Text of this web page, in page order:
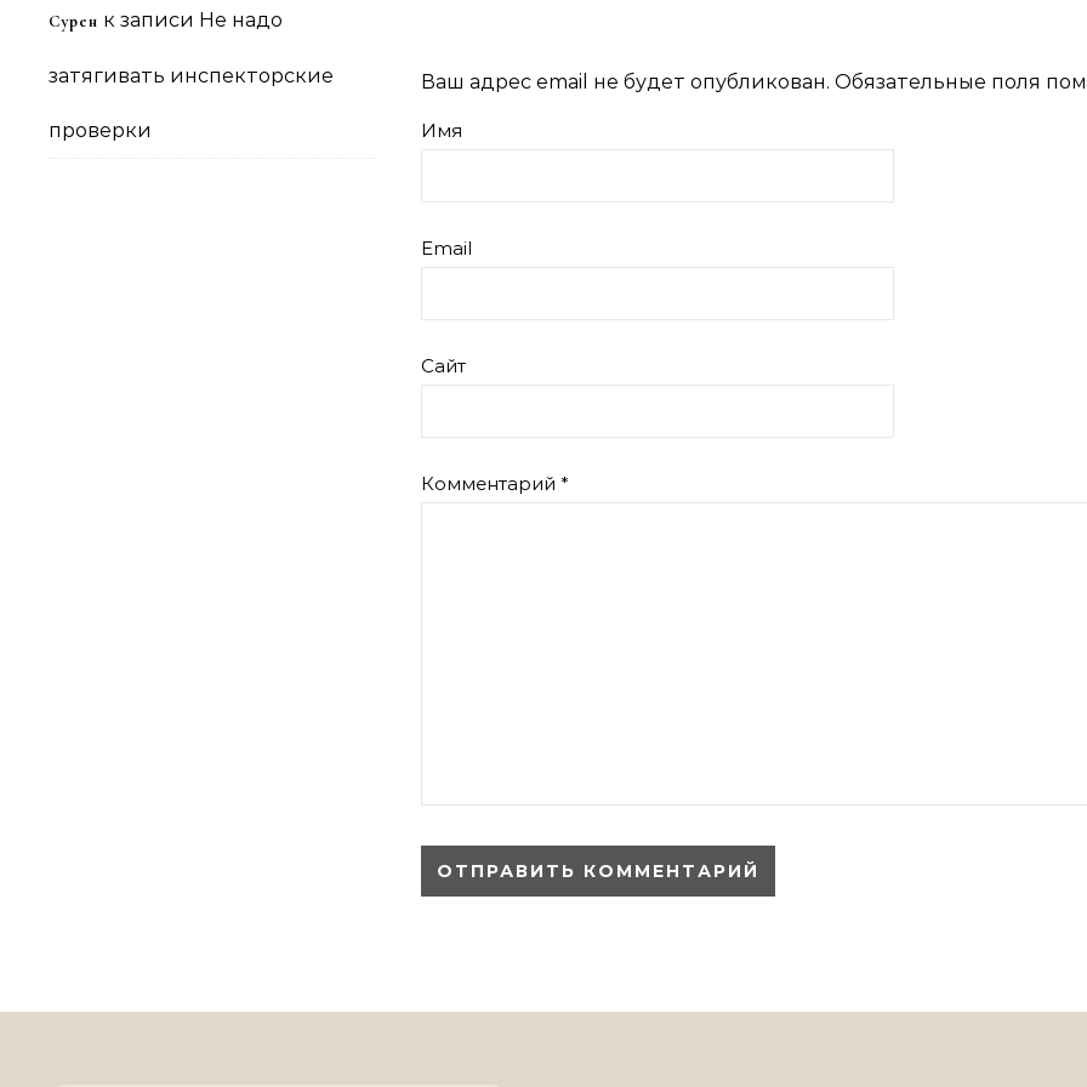
Сурен к записи Не надо
затягивать инспекторские
проверки
Ваш адрес email не будет опубликован. Обязательные поля
Имя
Email
Сайт
Комментарий *